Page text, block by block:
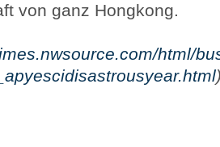
von ganz Hongkong.
html/